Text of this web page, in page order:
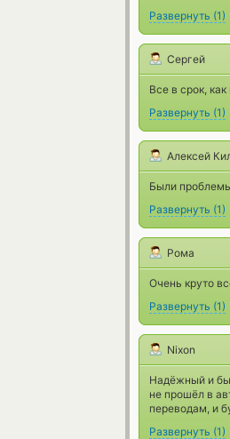
Развернуть (1)
Сергей
Все в срок,
Развернуть (1)
Алексей
Были
Развернуть (1)
Рома
Очень круто
Развернуть (1)
Nixon
Надёжный и
не прошёл в
переводам, и
Развернуть (1)